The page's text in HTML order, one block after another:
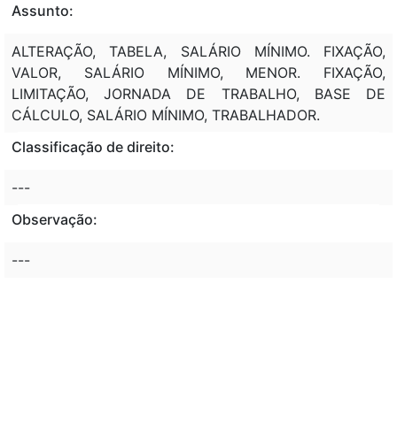
Assunto:
ALTERAÇÃO, TABELA, SALÁRIO MÍNIMO. FIXAÇÃO,
VALOR, SALÁRIO MÍNIMO, MENOR. FIXAÇÃO,
LIMITAÇÃO, JORNADA DE TRABALHO, BASE DE
CÁLCULO, SALÁRIO MÍNIMO, TRABALHADOR.
Classificação de direito:
---
Observação:
---